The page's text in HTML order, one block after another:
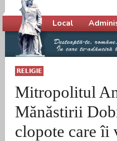
RELIGIE
Mitropolitul
Mănăstirii
clopote care îi
Meniu principal
Local